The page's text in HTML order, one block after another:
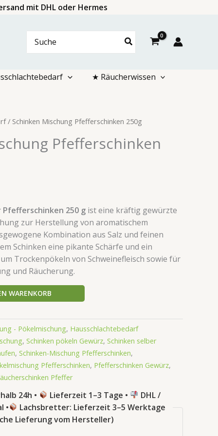
mit DHL oder Hermes
for:
★ Räucherwissen
/ Schinken Mischung Pfefferschinken 250g
Pfefferschinken
250 g ist eine kräftig gewürzte
zur Herstellung von aromatischem
Kombination aus Salz und feinen
Schinken eine pikante Schärfe und ein
Trockenpökeln von Schweinefleisch sowie für
und Räucherung.
WARENKORB
- Pökelmischung, Hausschlachtebedarf
, Schinken pökeln Gewürz, Schinken selber
, Schinken-Mischung Pfefferschinken,
Pfefferschinken, Pfefferschinken Gewürz,
Pfeffer
24h • Lieferzeit 1–3 Tage •
DHL /
•
Lachsbretter: Lieferzeit 3–5 Werktage
Lieferung vom Hersteller)